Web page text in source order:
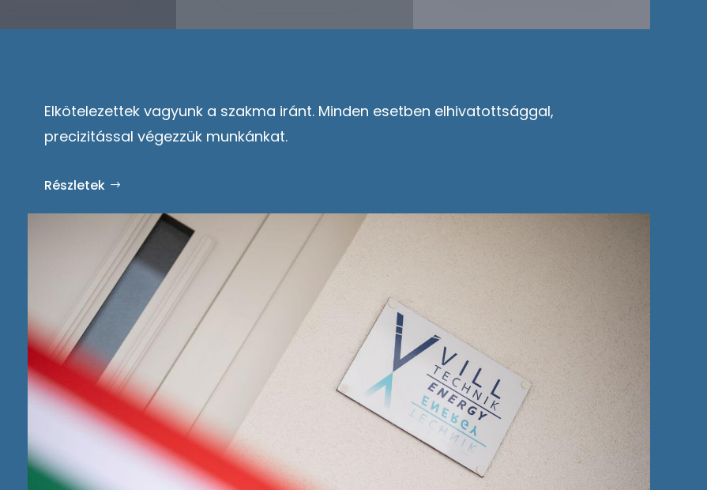
Elkötelezettek vagyunk a szakma iránt. Minden esetben elhivatottsággal,
precizitással végezzük munkánkat.
Részletek